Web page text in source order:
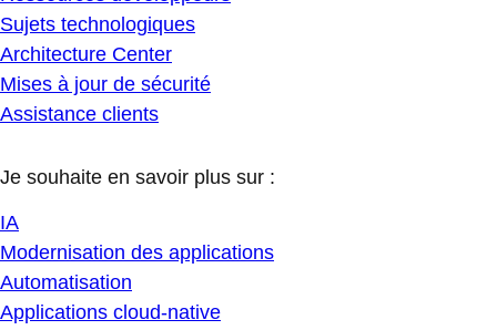
Sujets technologiques
Architecture Center
Mises à jour de sécurité
Assistance clients
Je souhaite en savoir plus sur :
IA
Modernisation des applications
Automatisation
Applications cloud-native